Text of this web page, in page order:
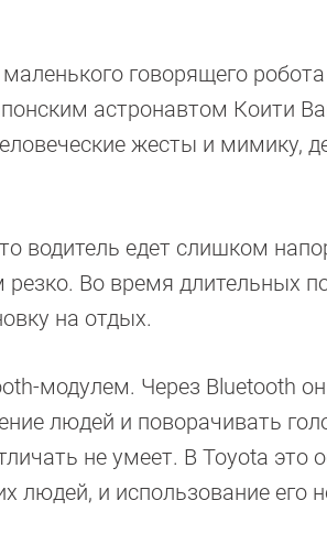
говорящего
астронавтом Коити
жесты и мимику,
водитель едет слишком
Во время длительных
на отдых.
модулем. Через Bluetooth
людей и поворачивать
не умеет. В Toyota это
людей, и использование его